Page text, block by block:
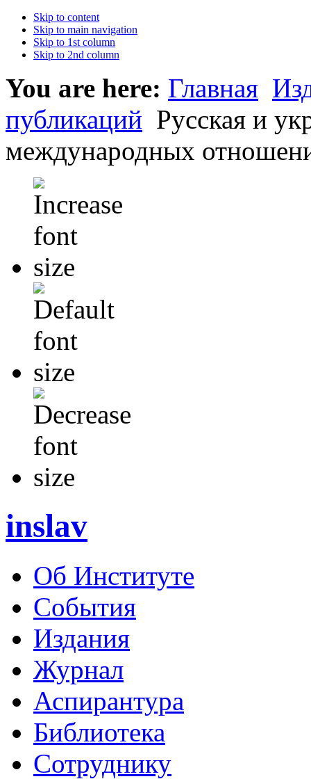
Skip to content
Skip to main navigation
Skip to 1st column
Skip to 2nd column
You are here: Главная
публикаций Русская и
международных
inslav
Об Институте
События
Издания
Журнал
Аспирантура
Библиотека
Сотруднику